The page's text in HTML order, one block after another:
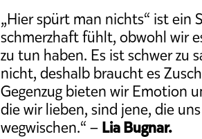
„Hier spürt man nichts“ ist ein
schmerzhaft fühlt, obwohl wir
zu tun haben. Es ist schwer zu
nicht, deshalb braucht es
Gegenzug bieten wir Emotion
die wir lieben, sind jene, die
wegwischen.“ – Lia Bugnar.